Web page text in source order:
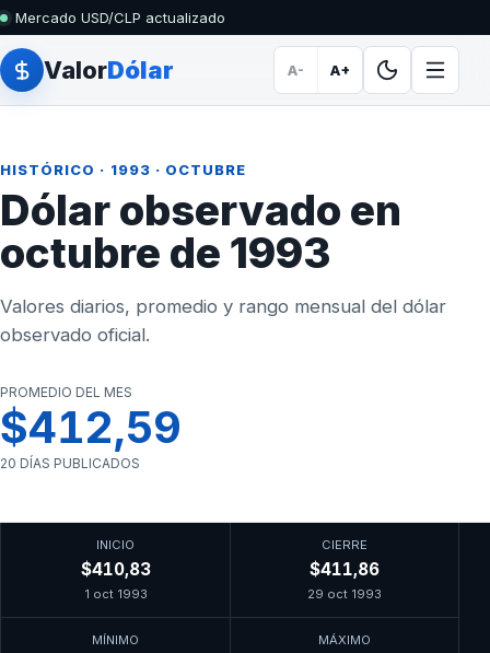
Mercado USD/CLP actualizado
ValorDólar A- A+
HISTÓRICO · 1993 · OCTUBRE
Dólar observado en
octubre de 1993
Valores diarios, promedio y rango mensual del dólar
observado oficial.
PROMEDIO DEL MES
$412,59
20 DÍAS PUBLICADOS
INICIO
$410,83
1 oct 1993
CIERRE
$411,86
29 oct 1993
MÍNIMO MÁXIMO